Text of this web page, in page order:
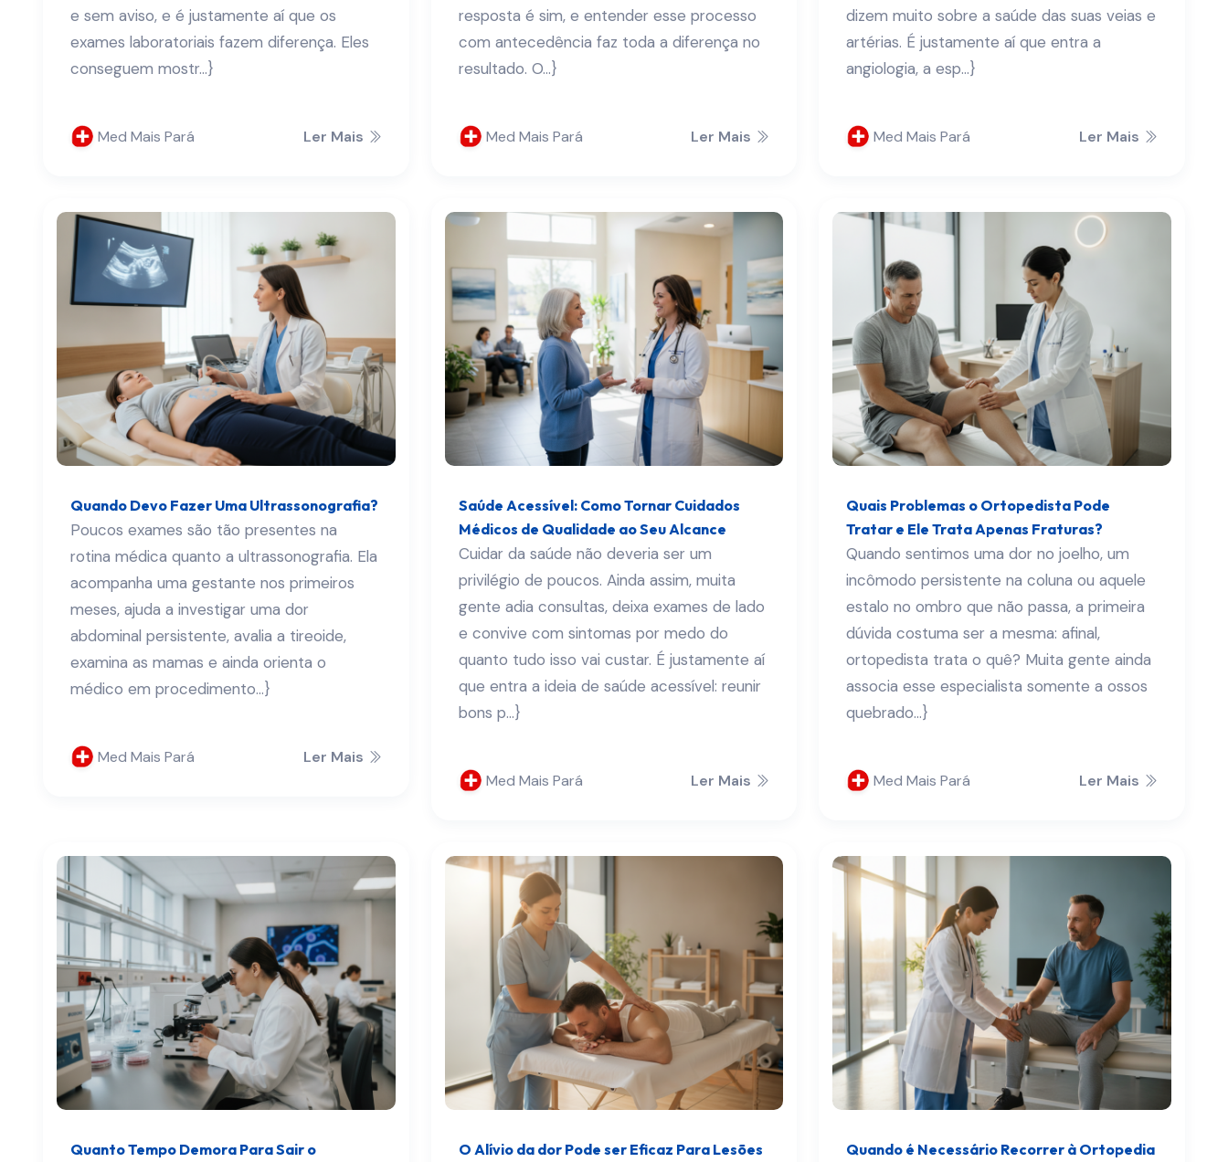
e sem aviso, e é justamente aí que os
exames laboratoriais fazem diferença. Eles
conseguem mostr...}
Med Mais Pará Ler Mais
resposta é sim, e entender esse processo
com antecedência faz toda a diferença no
resultado. O...}
Med Mais Pará Ler Mais
dizem muito sobre a saúde das suas veias e
artérias. É justamente aí que entra a
angiologia, a esp...}
Med Mais Pará Ler Mais
Quando Devo Fazer Uma Ultrassonografia?
Poucos exames são tão presentes na
rotina médica quanto a ultrassonografia. Ela
acompanha uma gestante nos primeiros
meses, ajuda a investigar uma dor
abdominal persistente, avalia a tireoide,
examina as mamas e ainda orienta o
médico em procedimento...}
Med Mais Pará Ler Mais
Saúde Acessível: Como Tornar Cuidados
Médicos de Qualidade ao Seu Alcance
Cuidar da saúde não deveria ser um
privilégio de poucos. Ainda assim, muita
gente adia consultas, deixa exames de lado
e convive com sintomas por medo do
quanto tudo isso vai custar. É justamente aí
que entra a ideia de saúde acessível: reunir
bons p...}
Med Mais Pará Ler Mais
Quais Problemas o Ortopedista Pode
Tratar e Ele Trata Apenas Fraturas?
Quando sentimos uma dor no joelho, um
incômodo persistente na coluna ou aquele
estalo no ombro que não passa, a primeira
dúvida costuma ser a mesma: afinal,
ortopedista trata o quê? Muita gente ainda
associa esse especialista somente a ossos
quebrado...}
Med Mais Pará Ler Mais
Quanto Tempo Demora Para Sair o
O Alívio da dor Pode ser Eficaz Para Lesões
Quando é Necessário Recorrer à Ortopedia